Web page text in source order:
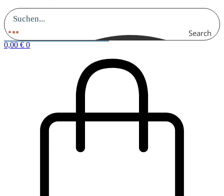
Search
0,00 € 0